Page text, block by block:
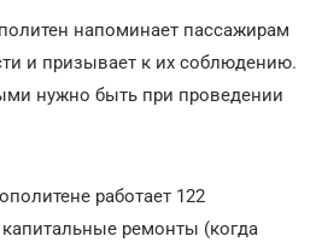
напоминает пассажирам
и призывает к их соблюдению.
нужно быть при проведении
работает 122
ремонты (когда